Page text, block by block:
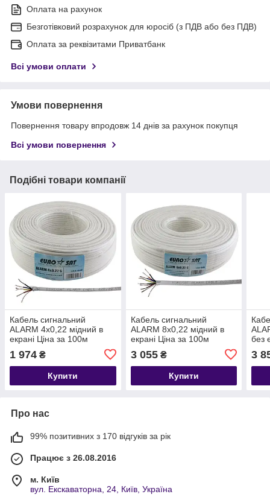
Оплата на рахунок
Безготівковий розрахунок для юросіб (з ПДВ або без ПДВ)
Оплата за реквізитами Приватбанк
Всі умови оплати
Умови повернення
Повернення товару впродовж 14 днів за рахунок покупця
Всі умови повернення
Подібні товари компанії
Кабель сигнальний
ALARM 4х0,22 мідний в
екрані Ціна за 100м
1 974 ₴
Купити
Кабель сигнальний
ALARM 8х0,22 мідний в
екрані Ціна за 100м
3 055₴
Купити
без
3
Про нас
99% позитивних з 170 відгуків за рік
Працює з 26.08.2016
м. Київ
вул. Екскаваторна, 24, Київ, Україна